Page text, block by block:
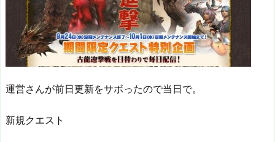
運営さんが前日更新をサボったので当日で。
新規クエスト